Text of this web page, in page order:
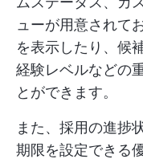
ューが用意されて
を表示したり、候
経験レベルなどの
とができます。
また、採用の進捗
期限を設定できる